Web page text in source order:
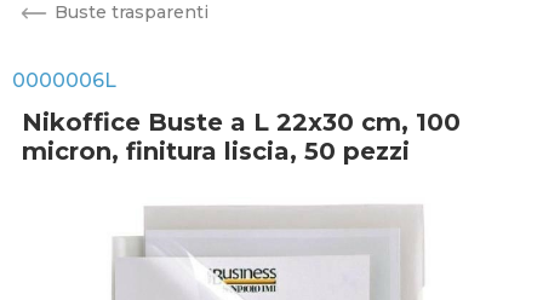
Buste trasparenti
0000006L
Nikoffice Buste a L 22x30 cm, 100
micron, finitura liscia, 50 pezzi